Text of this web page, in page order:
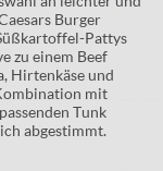
Burger
Pattys
zu einem Beef
Hirtenkäse und
mit
Tunk
abgestimmt.